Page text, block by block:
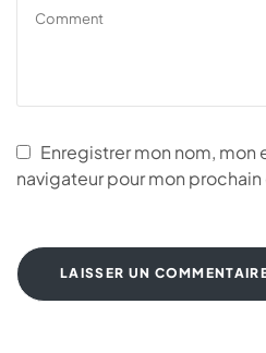
Enregistrer mon nom, mon
navigateur pour mon
LAISSER UN